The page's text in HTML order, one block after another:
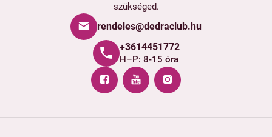
szükséged.
rendeles@dedraclub.hu
+3614451772
H–P: 8-15 óra